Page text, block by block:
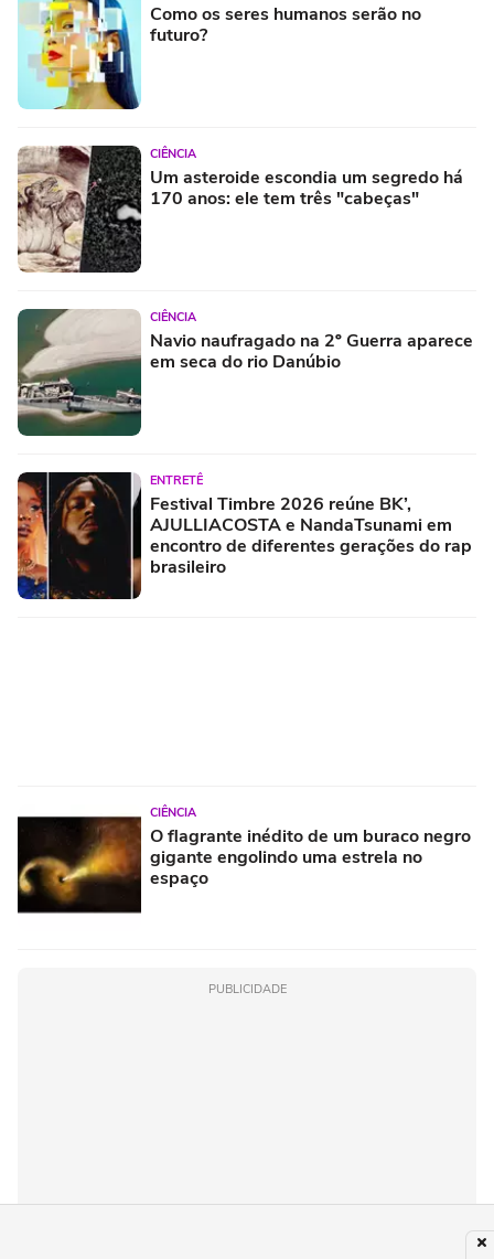
Como os seres humanos serão no
futuro?
CIÊNCIA
Um asteroide escondia um segredo há
170 anos: ele tem três "cabeças"
CIÊNCIA
Navio naufragado na 2º Guerra aparece
em seca do rio Danúbio
ENTRETÊ
Festival Timbre 2026 reúne BK’,
AJULLIACOSTA e NandaTsunami em
encontro de diferentes gerações do rap
brasileiro
CIÊNCIA
O flagrante inédito de um buraco negro
gigante engolindo uma estrela no
espaço
PUBLICIDADE